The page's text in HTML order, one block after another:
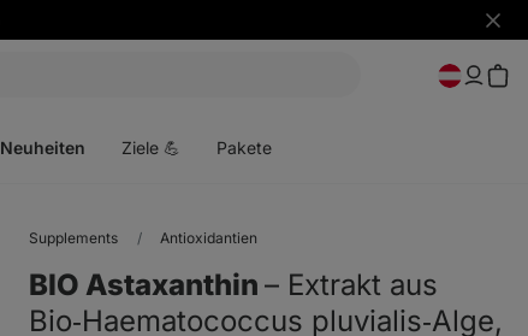
Neuheiten Ziele 💪 Pakete
Supplements Antioxidantien
BIO Astaxanthin ⁠–⁠ Extrakt aus
Bio‑Haematococcus pluvialis‑Alge,